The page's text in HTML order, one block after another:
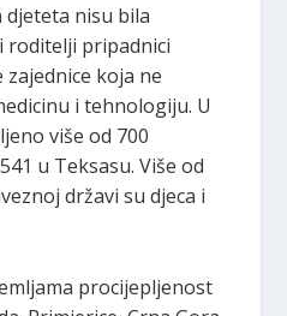
djeteta nisu bila
roditelji pripadnici
koja ne
i tehnologiju. U
više od 700
u Teksasu. Više od
državi su djeca i
procijepljenost